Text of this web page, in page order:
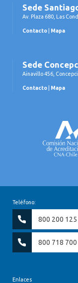
Sede
Av. Plaza 680, Las
Contacto Mapa
Sede
Ainavillo 456,
Contacto Mapa
Teléfono:
800 200 125
800 718 700
Enlaces